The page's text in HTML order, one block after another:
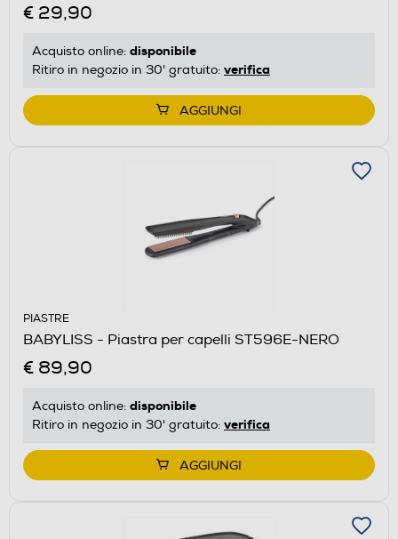
€ 29,90
Acquisto online: disponibile
Ritiro in negozio in 30' gratuito: verifica
AGGIUNGI
PIASTRE
BABYLISS - Piastra per capelli ST596E-NERO
€ 89,90
Acquisto online: disponibile
Ritiro in negozio in 30' gratuito: verifica
AGGIUNGI